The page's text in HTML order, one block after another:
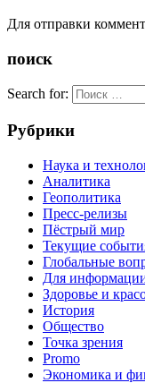
Для отправки
поиск
Search for:
Рубрики
Наука и
Аналитика
Геополитика
Пресс-релизы
Пёстрый мир
Текущие
Глобальные
Для
Здоровье и
История
Общество
Точка зрения
Promo
Экономика и